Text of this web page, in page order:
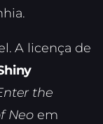
A licença de
the
Neo em